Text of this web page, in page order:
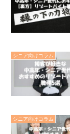
シニア向けコラム
シニア向けコラム